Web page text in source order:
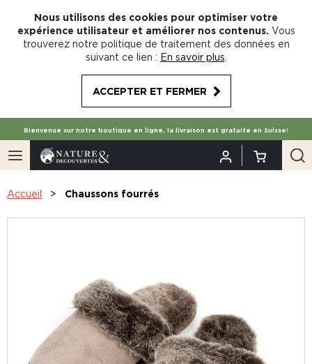
Nous utilisons des cookies pour optimiser votre
expérience utilisateur et améliorer nos contenus. Vous
trouverez notre politique de traitement des données en
suivant ce lien : En savoir plus
ACCEPTER ET FERMER
Bienvenue sur notre boutique en ligne, la livraison est gratuite en Suisse!
Accueil Chaussons fourrés